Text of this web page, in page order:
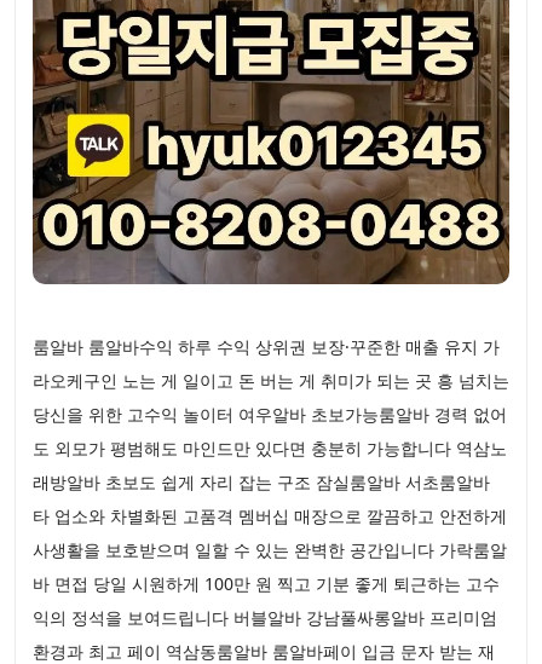
룸알바 룸알바수익 하루 수익 상위권 보장·꾸준한 매출 유지 가
라오케구인 노는 게 일이고 돈 버는 게 취미가 되는 곳 흥 넘치는
당신을 위한 고수익 놀이터 여우알바 초보가능룸알바 경력 없어
도 외모가 평범해도 마인드만 있다면 충분히 가능합니다 역삼노
래방알바 초보도 쉽게 자리 잡는 구조 잠실룸알바 서초룸알바
타 업소와 차별화된 고품격 멤버십 매장으로 깔끔하고 안전하게
사생활을 보호받으며 일할 수 있는 완벽한 공간입니다 가락룸알
바 면접 당일 시원하게 100만 원 찍고 기분 좋게 퇴근하는 고수
익의 정석을 보여드립니다 버블알바 강남풀싸롱알바 프리미엄
환경과 최고 페이 역삼동룸알바 룸알바페이 입금 문자 받는 재